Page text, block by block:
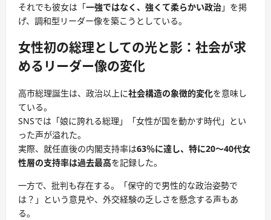
それでも彼女は「一強ではなく、強くて柔らかい政治」を掲
げ、調和型リーダー像を築こうとしている。
女性初の総理としての光と影：社会が求
めるリーダー像の変化
高市総理誕生は、政治以上に社会構造の象徴的変化を意味し
ている。
SNSでは「娘に誇れる総理」「女性が国を動かす時代」とい
った声が溢れた。
実際、就任直後の内閣支持率は63％に達し、特に20〜40代女
性層の支持率は過去最高を記録した。
一方で、批判も存在する。「保守的で男性的な政治姿勢で
は？」という意見や、外交経験の乏しさを懸念する声もあ
る。